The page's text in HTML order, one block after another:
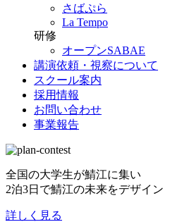
さばぷら
La Tempo
研修
オープンSABAE
講演依頼・視察について
スクール案内
採用情報
お問い合わせ
事業報告
全国の大学生が鯖江に集い
2泊3日で鯖江の未来をデザイン
詳しく見る